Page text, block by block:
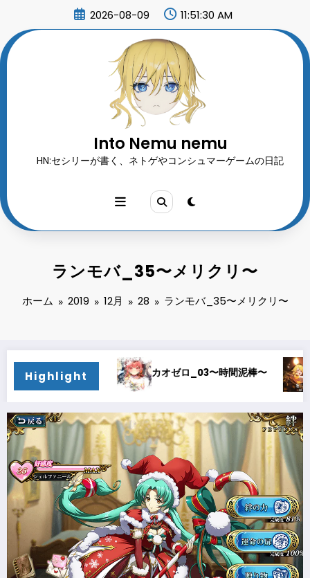
ン
ツ
2026-08-09 11:51:32 AM
Into Nemu nemu
HN:セシリーが書く、ネトゲやコンシュマーゲームの日記
ランモバ_35〜メリクリ〜
ホーム 2019 12月 28 ランモバ_35〜メリクリ〜
Highlight
ロ_03〜時間泥棒〜 カオゼロ_02〜オルレア考察〜